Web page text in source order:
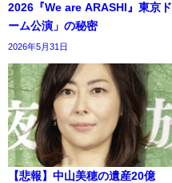
2026『We are ARASHI』東京ド
ーム公演」の秘密
2026年5月31日
【悲報】中山美穂の遺産20億